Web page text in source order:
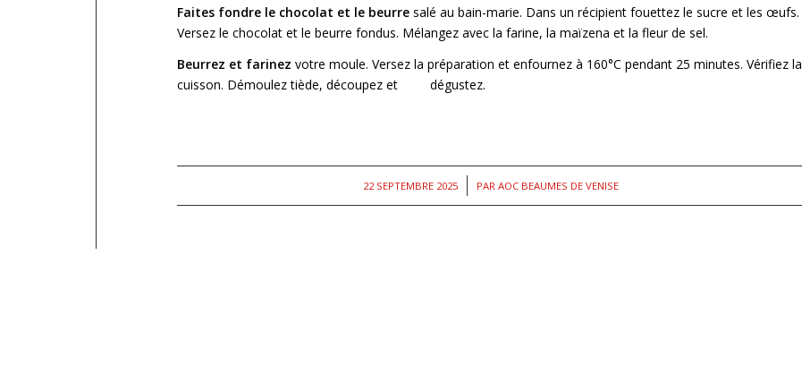
Faites fondre le chocolat et le beurre salé au bain-marie. Dans un récipient fouettez le sucre et les œufs.
Versez le chocolat et le beurre fondus. Mélangez avec la farine, la maïzena et la fleur de sel.
Beurrez et farinez votre moule. Versez la préparation et enfournez à 160°C pendant 25 minutes. Vérifiez la
cuisson. Démoulez tiède, découpez et dégustez.
22 SEPTEMBRE 2025
/ PARAOC BEAUMES DE VENISE